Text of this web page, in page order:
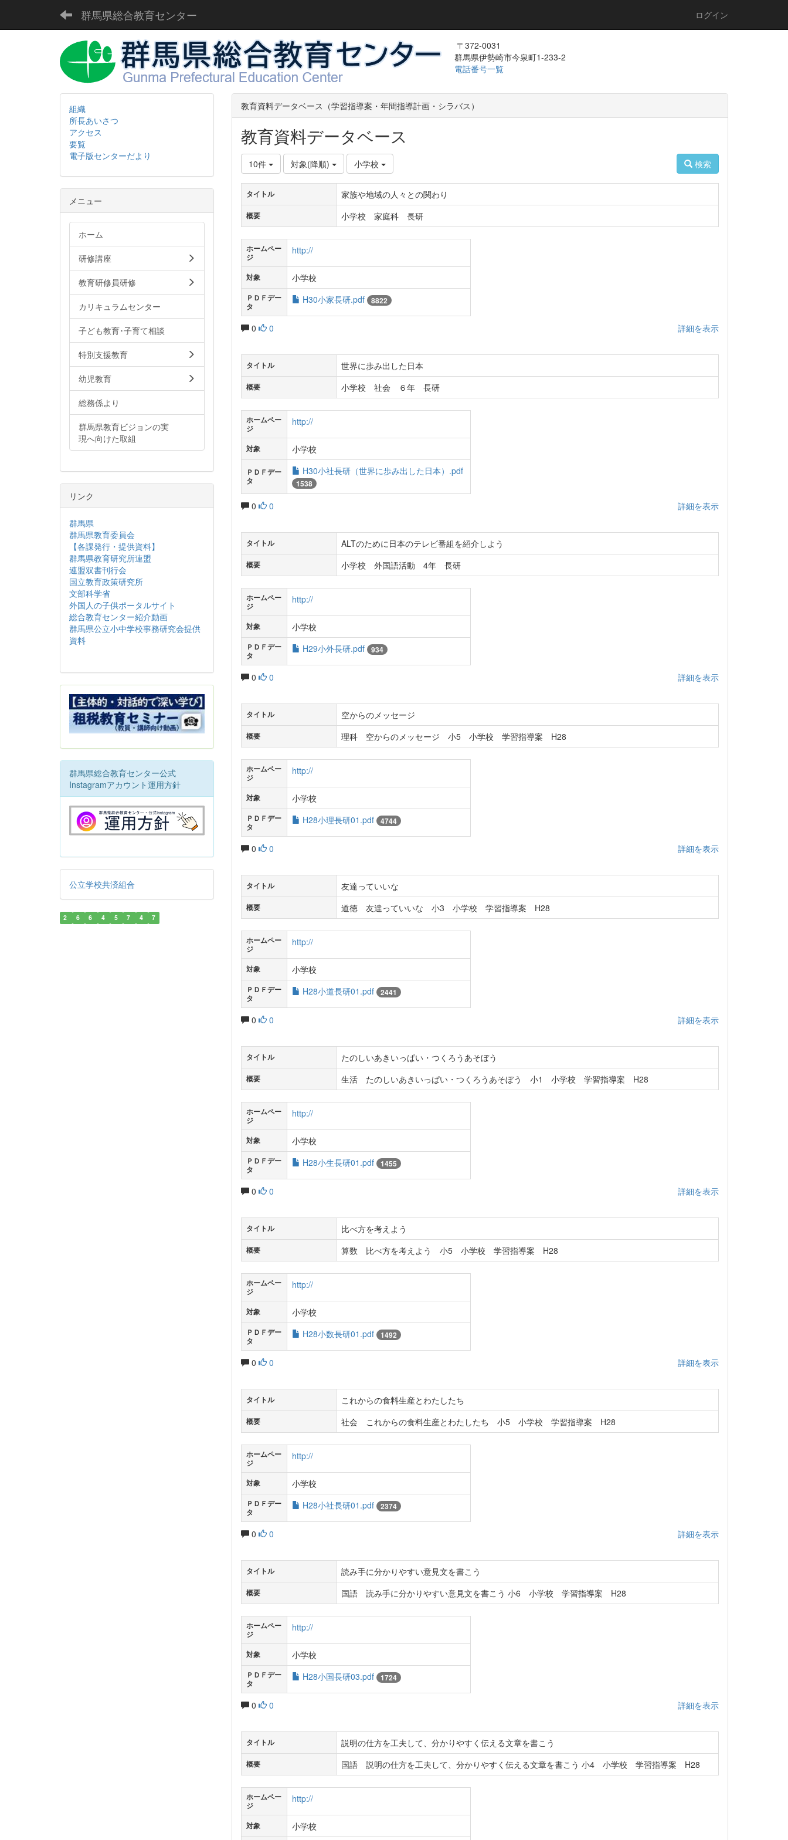
群馬県総合教育センター ログイン
〒372-0031
群馬県伊勢崎市今泉町1-233-2
電話番号一覧
教育資料データベース（学習指導案・年間指導計画・シラバス）
教育資料データベース
10件 対象(降順) 小学校 検索
タイトル 家族や地域の人々との関わり
概要 小学校 家庭科 長研
ホームペー
ジ
http://
対象 小学校
ＰＤＦデー
タ
H30小家長研.pdf 8822
0 0 詳細を表示
タイトル 世界に歩み出した日本
概要 小学校 社会 ６年 長研
ホームペー
ジ
http://
対象 小学校
ＰＤＦデー
タ
H30小社長研（世界に歩み出した日本）.pdf
1538
0 0 詳細を表示
タイトル ALTのために日本のテレビ番組を紹介しよう
概要 小学校 外国語活動 4年 長研
ホームペー
ジ
http://
対象 小学校
ＰＤＦデー
タ
H29小外長研.pdf 934
0 0 詳細を表示
タイトル 空からのメッセージ
概要 理科 空からのメッセージ 小5 小学校 学習指導案 H28
ホームペー
ジ
http://
対象 小学校
ＰＤＦデー
タ
H28小理長研01.pdf 4744
0 0 詳細を表示
タイトル 友達っていいな
概要 道徳 友達っていいな 小3 小学校 学習指導案 H28
ホームペー
ジ
http://
対象 小学校
ＰＤＦデー
タ
H28小道長研01.pdf 2441
0 0 詳細を表示
タイトル たのしいあきいっぱい・つくろうあそぼう
概要 生活 たのしいあきいっぱい・つくろうあそぼう 小1 小学校 学習指導案 H28
ホームペー
ジ
http://
対象 小学校
ＰＤＦデー
タ
H28小生長研01.pdf 1455
0 0 詳細を表示
タイトル 比べ方を考えよう
概要 算数 比べ方を考えよう 小5 小学校 学習指導案 H28
ホームペー
ジ
http://
対象 小学校
ＰＤＦデー
タ
H28小数長研01.pdf 1492
0 0 詳細を表示
タイトル これからの食料生産とわたしたち
概要 社会 これからの食料生産とわたしたち 小5 小学校 学習指導案 H28
ホームペー
ジ
http://
対象 小学校
ＰＤＦデー
タ
H28小社長研01.pdf 2374
0 0 詳細を表示
タイトル 読み手に分かりやすい意見文を書こう
概要 国語 読み手に分かりやすい意見文を書こう 小6 小学校 学習指導案 H28
ホームペー
ジ
http://
対象 小学校
ＰＤＦデー
タ
H28小国長研03.pdf 1724
0 0 詳細を表示
タイトル 説明の仕方を工夫して、分かりやすく伝える文章を書こう
概要 国語 説明の仕方を工夫して、分かりやすく伝える文章を書こう 小4 小学校 学習指導案 H28
ホームペー
ジ
http://
対象 小学校
組織
所長あいさつ
アクセス
要覧
電子版センターだより
メニュー
ホーム
研修講座
教育研修員研修
カリキュラムセンター
子ども教育･子育て相談
特別支援教育
幼児教育
総務係より
群馬県教育ビジョンの実
現へ向けた取組
リンク
群馬県
群馬県教育委員会
【各課発行・提供資料】
群馬県教育研究所連盟
連盟双書刊行会
国立教育政策研究所
文部科学省
外国人の子供ポータルサイト
総合教育センター紹介動画
群馬県公立小中学校事務研究会提供
資料
群馬県総合教育センター公式
Instagramアカウント運用方針
公立学校共済組合
2 6 6 4 5 7 4 7